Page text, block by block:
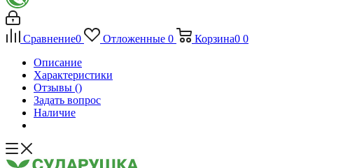
Сравнение0 Отложенные 0 Корзина0 0
Описание
Характеристики
Отзывы ()
Задать вопрос
Наличие